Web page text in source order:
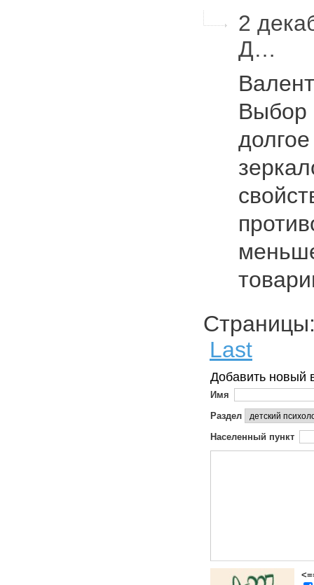
2
Д…
Выбор
Last
Добавить новый
Имя
Раздел
Населенный пункт